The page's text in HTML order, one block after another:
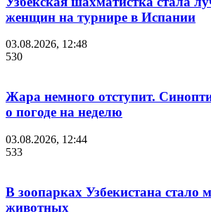
женщин на турнире в Испании
03.08.2026, 12:48
530
Жара немного отступит.
о погоде на неделю
03.08.2026, 12:44
533
В зоопарках Узбекистана стало
животных